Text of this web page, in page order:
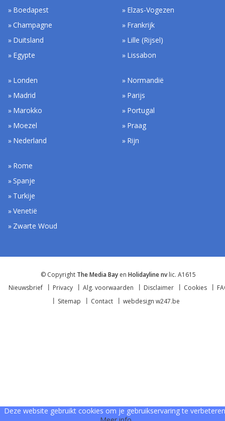
Boedapest
Champagne
Duitsland
Egypte
Elzas-Vogezen
Frankrijk
Lille (Rijsel)
Lissabon
Londen
Madrid
Marokko
Moezel
Nederland
Normandië
Parijs
Portugal
Praag
Rijn
Rome
Spanje
Turkije
Venetië
Zwarte Woud
© Copyright The Media Bay en Holidayline nvlic. A1615
Nieuwsbrief
Privacy Alg. voorwaarden Disclaimer Cookies
Sitemap
Contact webdesign w247.be
Deze website gebruikt cookies om je gebruikservaring te